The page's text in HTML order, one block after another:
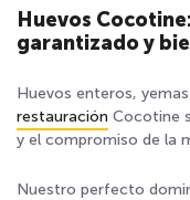
Huevos
garantizado y
Huevos enteros,
restauración Cocotine
y el compromiso de la
Nuestro perfecto